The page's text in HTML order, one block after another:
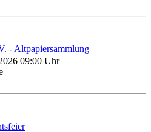
- Altpapiersammlung
09:00 Uhr